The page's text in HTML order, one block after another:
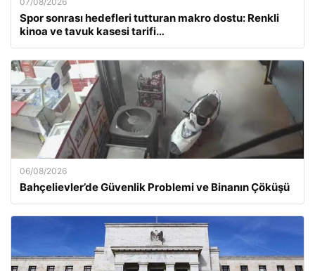
Spor sonrası hedefleri tutturan makro dostu: Renkli
kinoa ve tavuk kasesi tarifi…
06/08/2026
Bahçelievler’de Güvenlik Problemi ve Binanın Çöküşü